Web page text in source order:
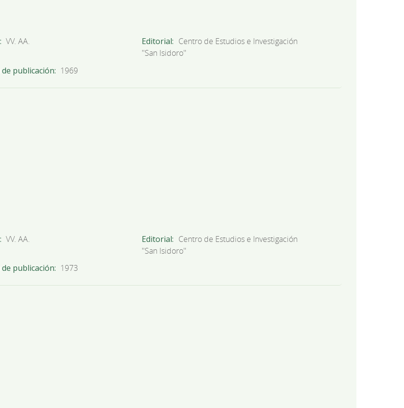
VV. AA. Editorial
Centro de Estudios e Investigación
''San Isidoro''
de publicación 1969
VV. AA. Editorial
Centro de Estudios e Investigación
''San Isidoro''
de publicación 1973